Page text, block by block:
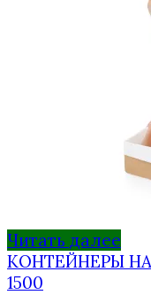
Читать далее
КОНТЕЙНЕРЫ
1500